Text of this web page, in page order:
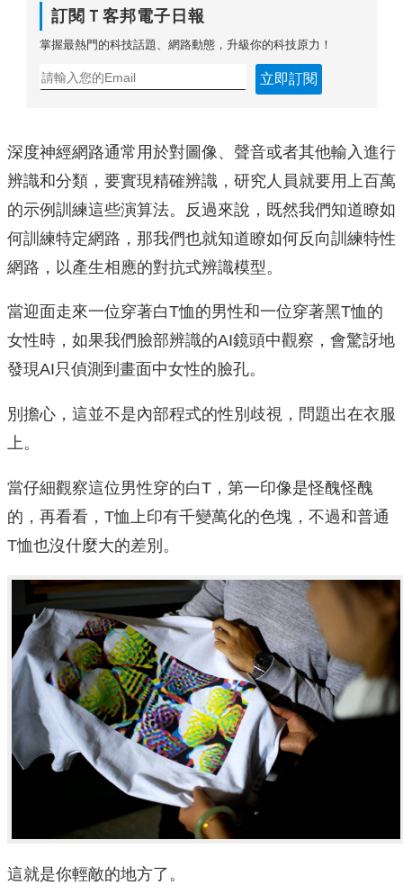
訂閱Ｔ客邦電子日報
掌握最熱門的科技話題、網路動態，升級你的科技原力！
立即訂閱
深度神經網路通常用於對圖像、聲音或者其他輸入進行
辨識和分類，要實現精確辨識，研究人員就要用上百萬
的示例訓練這些演算法。反過來說，既然我們知道瞭如
何訓練特定網路，那我們也就知道瞭如何反向訓練特性
網路，以產生相應的對抗式辨識模型。
當迎面走來一位穿著白T恤的男性和一位穿著黑T恤的
女性時，如果我們臉部辨識的AI鏡頭中觀察，會驚訝地
發現AI只偵測到畫面中女性的臉孔。
別擔心，這並不是內部程式的性別歧視，問題出在衣服
上。
當仔細觀察這位男性穿的白T，第一印像是怪醜怪醜
的，再看看，T恤上印有千變萬化的色塊，不過和普通
T恤也沒什麼大的差別。
這就是你輕敵的地方了。